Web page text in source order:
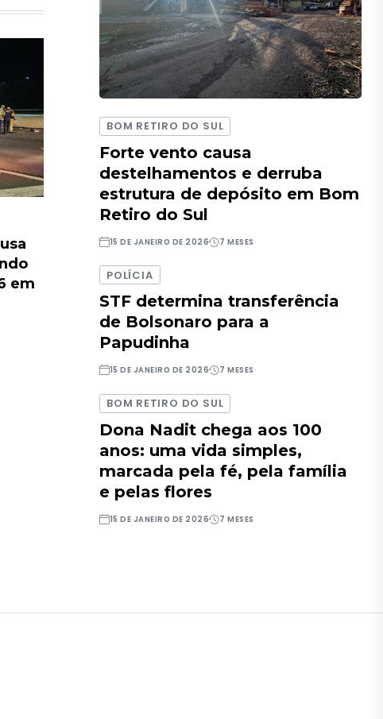
em
BOM RETIRO DO SUL
Forte vento causa
destelhamentos e derruba
estrutura de depósito em Bom
Retiro do Sul
15 DE JANEIRO DE 2026 7 MESES
POLÍCIA
STF determina transferência
de Bolsonaro para a
Papudinha
15 DE JANEIRO DE 2026 7 MESES
BOM RETIRO DO SUL
Dona Nadit chega aos 100
anos: uma vida simples,
marcada pela fé, pela família
e pelas flores
15 DE JANEIRO DE 2026 7 MESES